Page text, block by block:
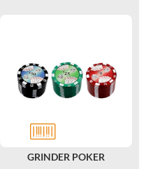
GRINDER POKER